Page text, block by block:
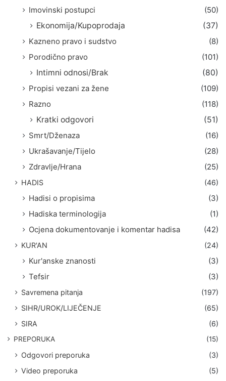
Imovinski postupci
(50)
Ekonomija/Kupoprodaja
(37)
Kazneno pravo i sudstvo
(8)
Porodično pravo
(101)
Intimni odnosi/Brak
(80)
Propisi vezani za žene
(109)
Razno
(118)
Kratki odgovori
(51)
Smrt/Dženaza
(16)
Ukrašavanje/Tijelo
(28)
Zdravlje/Hrana
(25)
HADIS (46)
Hadisi o propisima
(3)
Hadiska terminologija
(1)
Ocjena dokumentovanje i komentar hadisa
(42)
KUR'AN (24)
Kur'anske znanosti
(3)
Tefsir
(3)
Savremena pitanja
(197)
SIHR/UROK/LIJEČENJE
(65)
SIRA
(6)
PREPORUKA (15)
Odgovori preporuka
(3)
Video preporuka
(5)